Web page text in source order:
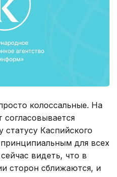
колоссальные. На
согласовывается
Каспийского
для всех
видеть, что в
сторон сближаются, и